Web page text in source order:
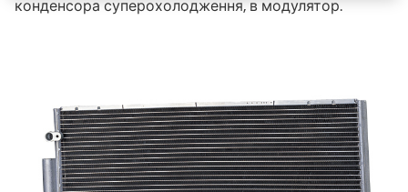
конденсора суперохолодження, в модулятор.